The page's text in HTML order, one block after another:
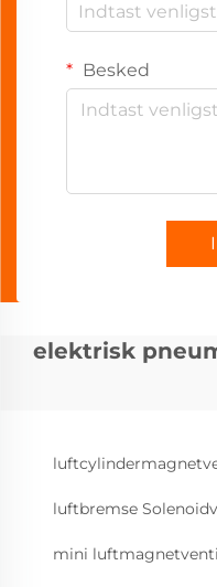
Besked
elektrisk
luftbremse
mini